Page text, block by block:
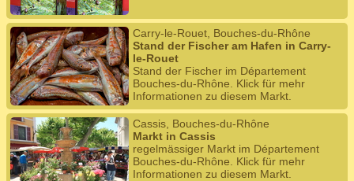
Carry-le-Rouet, Bouches-du-Rhône
Stand der Fischer am Hafen in Carry-
le-Rouet
Stand der Fischer im Département
Bouches-du-Rhône. Klick für mehr
Informationen zu diesem Markt.
Cassis, Bouches-du-Rhône
Markt in Cassis
regelmässiger Markt im Département
Bouches-du-Rhône. Klick für mehr
Informationen zu diesem Markt.